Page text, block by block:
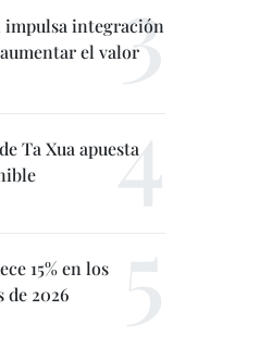
integración
el valor
Ta Xua apuesta
15% en los
de 2026